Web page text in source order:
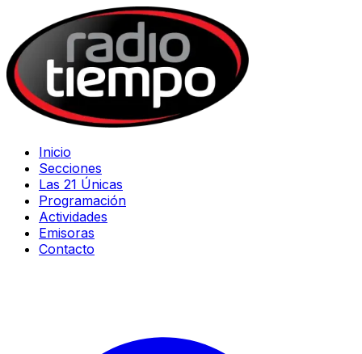
Inicio
Secciones
Las 21 Únicas
Programación
Actividades
Emisoras
Contacto